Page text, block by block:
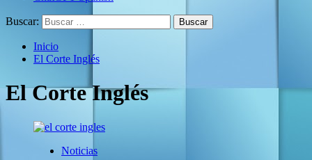
Buscar:
Inicio
El Corte Inglés
El Corte Inglés
Noticias